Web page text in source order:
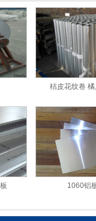
桔皮花纹卷
1060铝